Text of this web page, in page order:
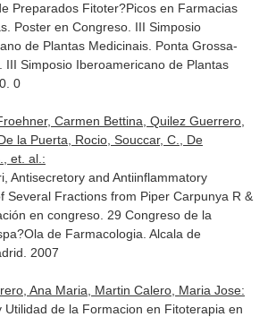
Preparados Fitoter?Picos en Farmacias
Poster en Congreso. III Simposio
de Plantas Medicinais. Ponta Grossa-
III Simposio Iberoamericano de Plantas
0
Carmen Bettina, Quilez Guerrero,
la Puerta, Rocio, Souccar, C., De
et. al.:
Antisecretory and Antiinflammatory
Several Fractions from Piper Carpunya R &
en congreso. 29 Congreso de la
de Farmacologia. Alcala de
2007
Ana Maria, Martin Calero, Maria Jose:
Utilidad de la Formacion en Fitoterapia en